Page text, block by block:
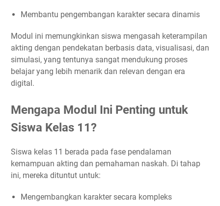
Membantu pengembangan karakter secara dinamis
Modul ini memungkinkan siswa mengasah keterampilan
akting dengan pendekatan berbasis data, visualisasi, dan
simulasi, yang tentunya sangat mendukung proses
belajar yang lebih menarik dan relevan dengan era
digital.
Mengapa Modul Ini Penting untuk
Siswa Kelas 11?
Siswa kelas 11 berada pada fase pendalaman
kemampuan akting dan pemahaman naskah. Di tahap
ini, mereka dituntut untuk:
Mengembangkan karakter secara kompleks